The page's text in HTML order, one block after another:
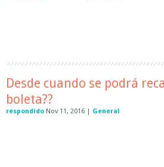
Desde cuando se podrá
boleta??
respondido Nov 11, 2016 | General